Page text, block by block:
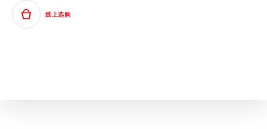
线上选购